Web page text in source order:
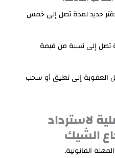
جديد لمدة تصل إلى خمس
تصل إلى نسبة من قيمة
العقوبة إلى تعليق أو سحب
لاسترداد
الشيك
القانونية.